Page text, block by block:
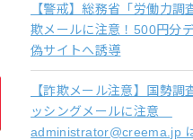
【警戒】総務省「労働力調
欺メールに注意！500円分
偽サイトへ誘導
【詐欺メール注意】国勢調
ッシングメールに注意
administrator@creema.jp